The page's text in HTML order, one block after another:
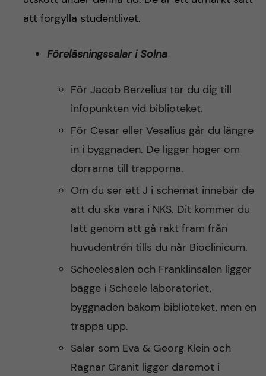
att förgylla studentlivet.
Föreläsningssalar i Solna
För Jacob Berzelius tar du dig till
infopunkten vid biblioteket.
För Cesar eller Vesalius går du längre
in i byggnaden. De ligger höger om
dörrarna till trapporna.
Om du ser ett J i schemat innebär de
att du ska vara i NKS. Dit kommer du
lätt genom att gå rakt fram från
huvudentrén tills du når Bioclinicum.
Scheelesalen och Franklinsalen ligger
bägge i Scheele laboratoriet,
byggnaden bakom biblioteket, men en
trappa upp.
Salar som Eva & Georg Klein och
Ragnar Granit ligger däremot i